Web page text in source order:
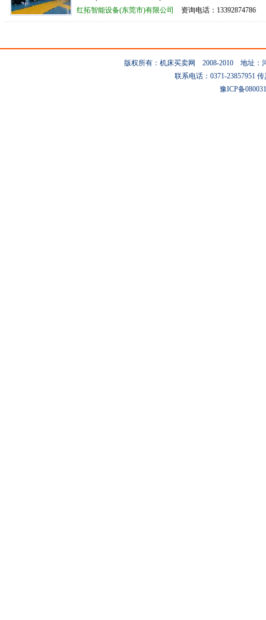
红拓智能设备(东莞市)有限公司
资询电话：13392874786
版权所有：机床买卖网 2008-2010 地址：
联系电话：0371-23857951
豫ICP备